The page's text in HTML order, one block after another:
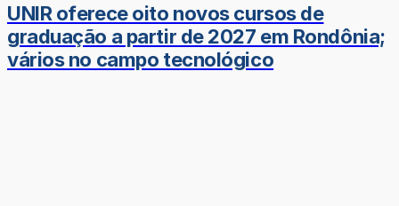
UNIR oferece oito novos cursos de
graduação a partir de 2027 em Rondônia;
vários no campo tecnológico